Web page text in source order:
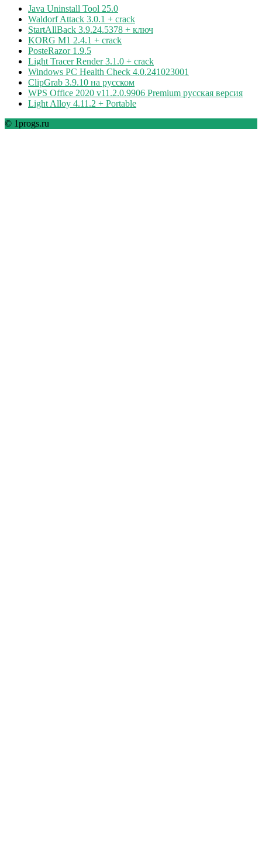
Java Uninstall Tool 25.0
Waldorf Attack 3.0.1 + crack
StartAllBack 3.9.24.5378 + ключ
KORG M1 2.4.1 + crack
PosteRazor 1.9.5
Light Tracer Render 3.1.0 + crack
Windows PC Health Check 4.0.241023001
ClipGrab 3.9.10 на русском
WPS Office 2020 v11.2.0.9906 Premium русская версия
Light Alloy 4.11.2 + Portable
© 1progs.ru